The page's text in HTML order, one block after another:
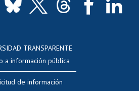
Docentes
docente
TRANSPARENTE
a información pública
de información